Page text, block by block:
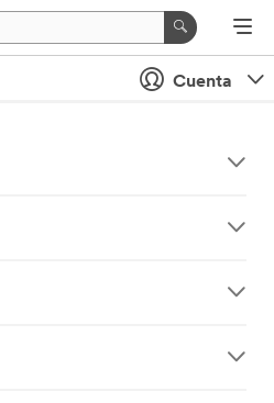
Cuenta